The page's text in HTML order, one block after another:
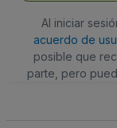
Al iniciar
acuerdo de
posible que
parte, pero